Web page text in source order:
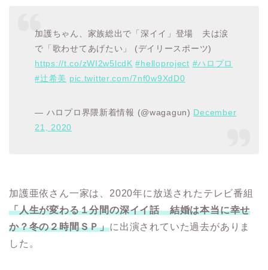
加護ちゃん、家族総出で「深イイ」登場 夫は涙
で「歌わせてあげたい」 (デイリースポーツ)
https://t.co/zWI2w5lcdK #helloproject #ハロプロ
#辻希美 pic.twitter.com/7nf0w9XdD0
— ハロプロ界隈新着情報 (@wagagun) December
21, 2020
加護亜依さん一家は、2020年に放送されたテレビ番組
「人生が変わる１分間の深イイ話 結婚は本当に幸せ
か？冬の２時間ＳＰ」に出演されていた過去がありま
した。